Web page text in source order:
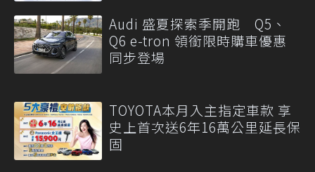
Audi 盛夏探索季開跑 Q5、
Q6 e-tron 領銜限時購車優惠
同步登場
TOYOTA本月入主指定車款 享
史上首次送6年16萬公里延長保
固